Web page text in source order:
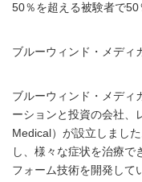
50％を超える被験者で50
ブルーウィンド・メディ
ブルーウィンド・メディ
ーションと投資の会社、
Medical）が設立しまし
し、様々な症状を治療で
フォーム技術を開発して